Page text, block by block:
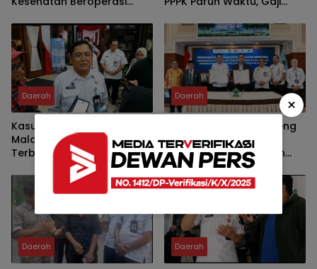
Daerah
Kasus PSU Berlarut, Pemkot
Malang Ancam Tak
Terbitkan PBG bagi
Pengembang yang Bandel
Daerah
Pemkot Malang Gandeng
Tiga Kampus, Wahyu
Hidayat Ingin Kebijakan
Tak Lagi Hanya Bertumpu
pada Birokrasi
Daerah Daerah
×